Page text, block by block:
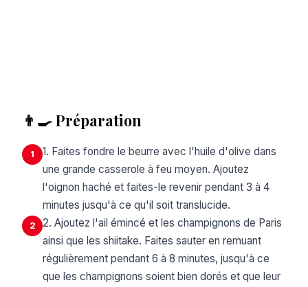
👨‍🍳 Préparation
1
1. Faites fondre le beurre avec l'huile d'olive dans
une grande casserole à feu moyen. Ajoutez
l'oignon haché et faites-le revenir pendant 3 à 4
minutes jusqu'à ce qu'il soit translucide.
2
2. Ajoutez l'ail émincé et les champignons de Paris
ainsi que les shiitake. Faites sauter en remuant
régulièrement pendant 6 à 8 minutes, jusqu'à ce
que les champignons soient bien dorés et que leur